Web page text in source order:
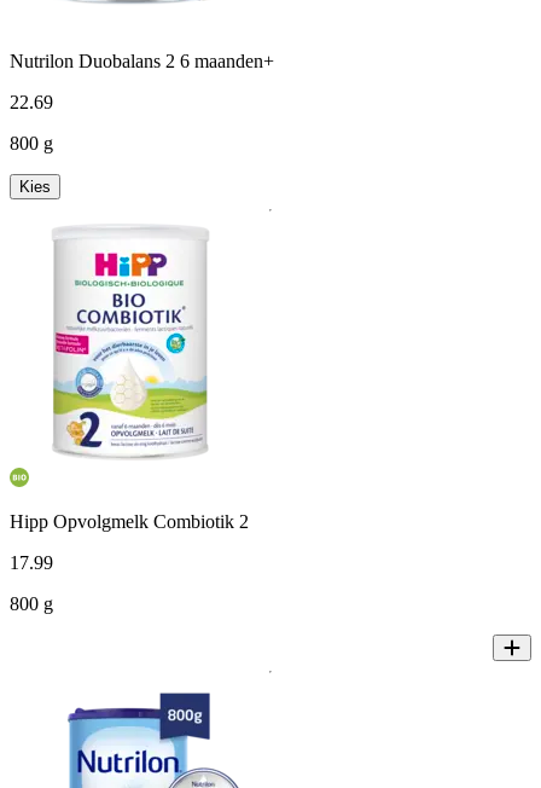
Nutrilon Duobalans 2 6 maanden+
22.69
800 g
Kies
Hipp Opvolgmelk Combiotik 2
17.99
800 g